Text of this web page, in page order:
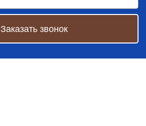
Заказать звонок